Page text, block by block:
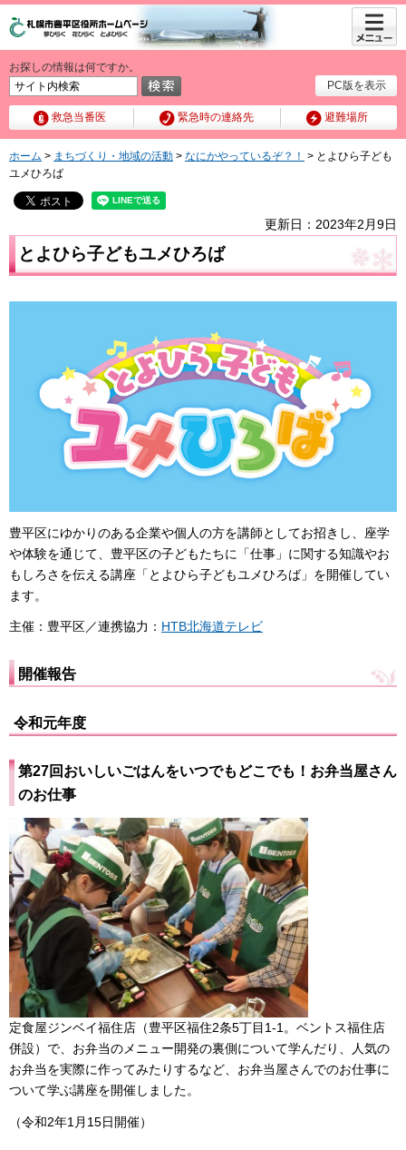
PC版を表示
お探しの情報は何ですか。
救急当番医 緊急時の連絡先 避難場所
メニュ
ー
ホーム > まちづくり・地域の活動 > なにかやっているぞ？！ > とよひら子ども
ユメひろば
更新日：2023年2月9日
とよひら子どもユメひろば
豊平区にゆかりのある企業や個人の方を講師としてお招きし、座学
や体験を通じて、豊平区の子どもたちに「仕事」に関する知識やお
もしろさを伝える講座「とよひら子どもユメひろば」を開催してい
ます。
主催：豊平区／連携協力： HTB北海道テレビ
開催報告
令和元年度
第27回おいしいごはんをいつでもどこでも！お弁当屋さん
のお仕事
定食屋ジンベイ福住店（豊平区福住2条5丁目1-1。ベントス福住店
併設）で、お弁当のメニュー開発の裏側について学んだり、人気の
お弁当を実際に作ってみたりするなど、お弁当屋さんでのお仕事に
ついて学ぶ講座を開催しました。
（令和2年1月15日開催）